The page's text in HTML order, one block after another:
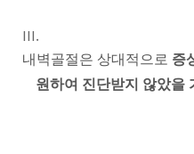
내벽골절은 상대적으로 증
원하여 진단받지 않았을